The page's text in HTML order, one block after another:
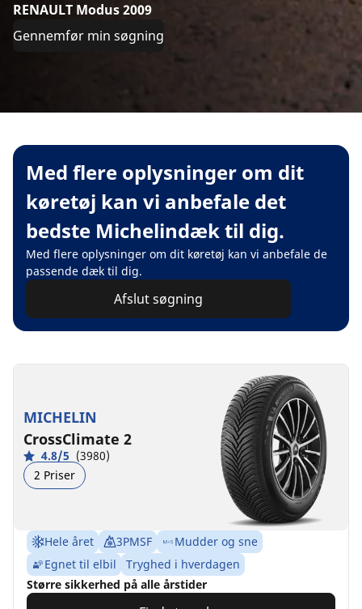
RENAULT Modus 2009
Gennemfør min søgning
Med flere oplysninger om dit
køretøj kan vi anbefale det
bedste Michelindæk til dig.
Med flere oplysninger om dit køretøj kan vi anbefale de
passende dæk til dig.
Afslut søgning
MICHELIN
CrossClimate 2
4.8/5 (3980)
2 Priser
Hele året 3PMSF
Mudder og sne
Egnet til elbil
Tryghed i hverdagen
Større sikkerhed på alle årstider